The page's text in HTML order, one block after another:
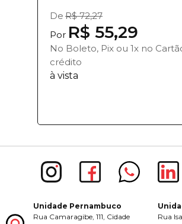
De R$ 72,27
Por R$ 55,29
No Boleto, Pix ou 1x no
crédito
à vista
Unidade Pernambuco
Rua Camaragibe, 111, Cidade
Rua